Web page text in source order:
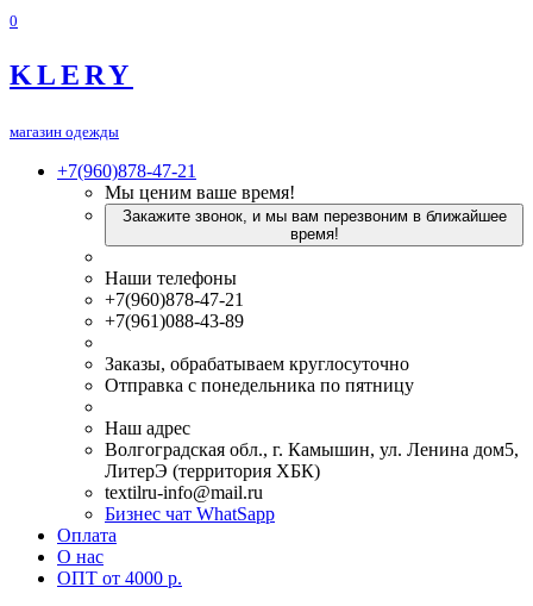
0
KLERY
магазин одежды
+7(960)878-47-21
Мы ценим ваше время!
Закажите звонок, и мы вам перезвоним в ближайшее
время!
Наши телефоны
+7(960)878-47-21
+7(961)088-43-89
Заказы, обрабатываем круглосуточно
Отправка с понедельника по пятницу
Наш адрес
Волгоградская обл., г. Камышин, ул. Ленина дом5,
ЛитерЭ (территория ХБК)
textilru-info@mail.ru
Бизнес чат WhatSapp
Оплата
О нас
ОПТ от 4000 р.